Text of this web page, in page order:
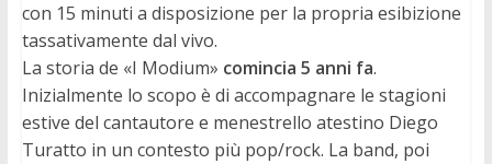
con 15 minuti a disposizione per la propria esibizione
tassativamente dal vivo.
La storia de «I Modium» comincia 5 anni fa.
Inizialmente lo scopo è di accompagnare le stagioni
estive del cantautore e menestrello atestino Diego
Turatto in un contesto più pop/rock. La band, poi